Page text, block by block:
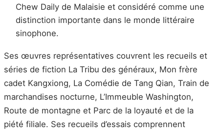
Chew Daily de Malaisie et considéré comme une
distinction importante dans le monde littéraire
sinophone.
Ses œuvres représentatives couvrent les recueils et
séries de fiction La Tribu des généraux, Mon frère
cadet Kangxiong, La Comédie de Tang Qian, Train de
marchandises nocturne, L’Immeuble Washington,
Route de montagne et Parc de la loyauté et de la
piété filiale. Ses recueils d’essais comprennent